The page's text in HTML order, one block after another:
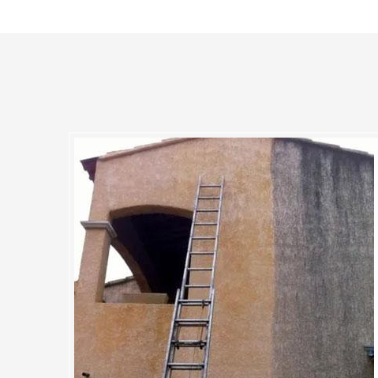
façade
d’absence d’un travail de nettoyage de mur extérieur, les mousses
façade. Ces végétations apportent d’humidité qui amollie petit à petit la
pas agir à temps favorise la précocité de la dégradation totale de la
C’est pour cette grande raison qu’il est fortement conseillé de ne pas
mur extérieur de la maison.